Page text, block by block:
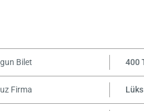
Bilet 400
Firma